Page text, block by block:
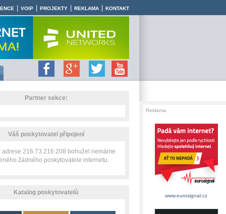
VOIP PROJEKTY REKLAMA KONTAKT
Partner sekce:
Váš poskytovatel připojení
adrese 216.73.216.208 bohužel nemáme
žádného poskytovatele internetu.
Katalog poskytovatelů
Reklama:
www.eurosignal.cz